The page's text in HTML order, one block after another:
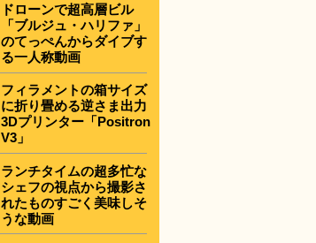
ドローンで超高層ビル
「ブルジュ・ハリファ」
のてっぺんからダイブす
る一人称動画
フィラメントの箱サイズ
に折り畳める逆さま出力
3Dプリンター「Positron
V3」
ランチタイムの超多忙な
シェフの視点から撮影さ
れたものすごく美味しそ
うな動画